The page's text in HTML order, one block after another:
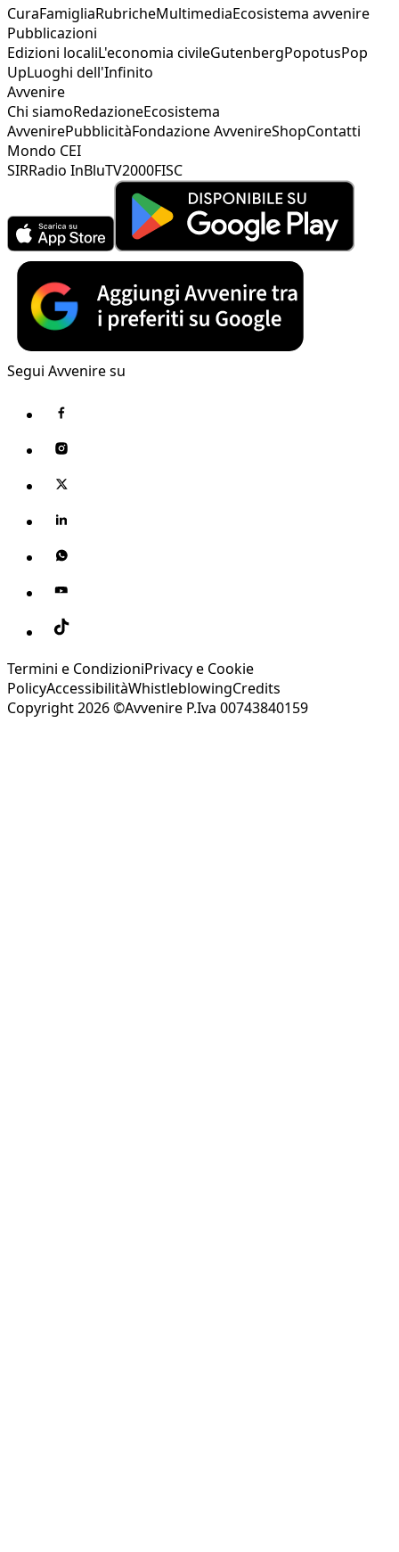
CuraFamigliaRubricheMultimediaEcosistema avvenire
Pubblicazioni
Edizioni localiL'economia civileGutenbergPopotusPop
UpLuoghi dell'Infinito
Avvenire
Chi siamoRedazioneEcosistema
AvvenirePubblicitàFondazione AvvenireShopContatti
Mondo CEI
SIRRadio InBluTV2000FISC
Segui Avvenire su
Termini e CondizioniPrivacy e Cookie
PolicyAccessibilitàWhistleblowingCredits
Copyright 2026 ©Avvenire P.Iva 00743840159